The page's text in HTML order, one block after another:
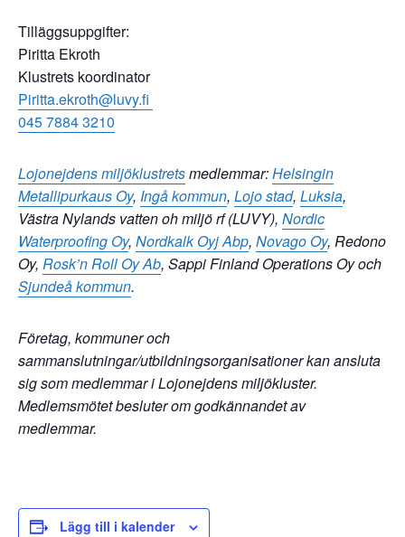
Tilläggsuppgifter:
Piritta Ekroth
Klustrets koordinator
Piritta.ekroth@luvy.fi
045 7884 3210
Lojonejdens miljöklustretsmedlemmar:Helsingin
Metallipurkaus Oy, Ingå kommun, Lojo stad, Luksia,
Västra Nylands vatten oh miljö rf (LUVY), Nordic
Waterproofing Oy, Nordkalk Oyj Abp, Novago Oy, Redono
Oy, Rosk’n Roll Oy Ab, Sappi Finland Operations Oy och
Sjundeå kommun.
Företag, kommuner och
sammanslutningar/utbildningsorganisationer kan ansluta
sig som medlemmar i Lojonejdens miljökluster.
Medlemsmötet besluter om godkännandet av
medlemmar.
Lägg till i kalender